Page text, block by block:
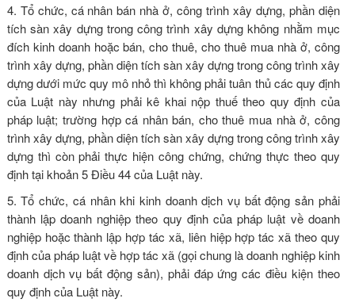
4. Tổ chức, cá nhân bán nhà ở, công trình xây dựng, phần diện
tích sàn xây dựng trong công trình xây dựng không nhằm mục
đích kinh doanh hoặc bán, cho thuê, cho thuê mua nhà ở, công
trình xây dựng, phần diện tích sàn xây dựng trong công trình xây
dựng dưới mức quy mô nhỏ thì không phải tuân thủ các quy định
của Luật này nhưng phải kê khai nộp thuế theo quy định của
pháp luật; trường hợp cá nhân bán, cho thuê mua nhà ở, công
trình xây dựng, phần diện tích sàn xây dựng trong công trình xây
dựng thì còn phải thực hiện công chứng, chứng thực theo quy
định tạikhoản 5 Điều 44 của Luật này.
5. Tổ chức, cá nhân khi kinh doanh dịch vụ bất động sản phải
thành lập doanh nghiệp theo quy định của pháp luật về doanh
nghiệp hoặc thành lập hợp tác xã, liên hiệp hợp tác xã theo quy
định của pháp luật về hợp tác xã (gọi chung là doanh nghiệp kinh
doanh dịch vụ bất động sản), phải đáp ứng các điều kiện theo
quy định của Luật này.